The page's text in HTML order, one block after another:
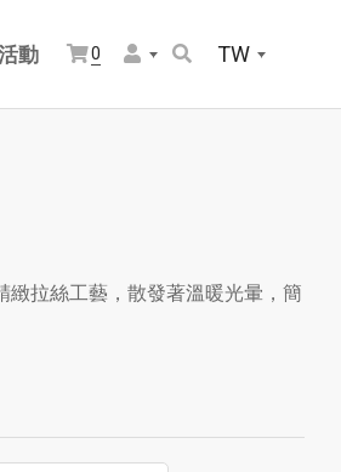
動 0 TW
拉絲工藝，散發著溫暖光暈，簡